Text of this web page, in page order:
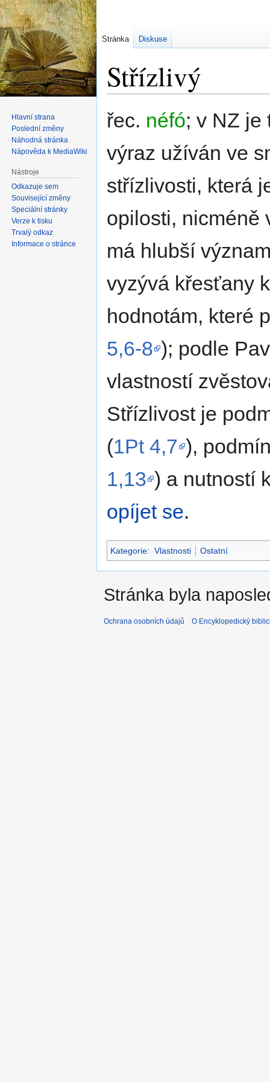
Střízlivý
Skočit
na
Skočit
na
řec. néfó; v NZ je
výraz užíván ve
střízlivosti, která
opilosti, nicméně
má hlubší
vyzývá křesťany
hodnotám, které
5,6-8 ); podle
vlastností
Střízlivost je
(1Pt 4,7 ),
1,13 ) a nutností
opíjet se.
Kategorie: Vlastnosti Ostatní
Stránka Diskuse
Hlavní strana
Poslední změny
Náhodná stránka
Nápověda k MediaWiki
Nástroje
Odkazuje sem
Související změny
Speciální stránky
Verze k tisku
Trvalý odkaz
Informace o stránce
Stránka byla
Ochrana osobních údajů O Encyklopedický